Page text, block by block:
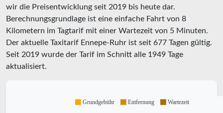
wir die Preisentwicklung seit 2019 bis heute dar.
Berechnungsgrundlage ist eine einfache Fahrt von 8
Kilometern im Tagtarif mit einer Wartezeit von 5 Minuten.
Der aktuelle Taxitarif Ennepe-Ruhr ist seit 677 Tagen gültig.
Seit 2019 wurde der Tarif im Schnitt alle 1949 Tage
aktualisiert.
Grundgebühr Entfernung Wartezeit